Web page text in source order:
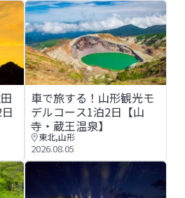
観光モデルコース1泊2日【男鹿温
車で旅する！山形観光モデル
車で旅する！山形観光モ
デルコース1泊2日【山
寺・蔵王温泉】
東北,山形
2026.08.05